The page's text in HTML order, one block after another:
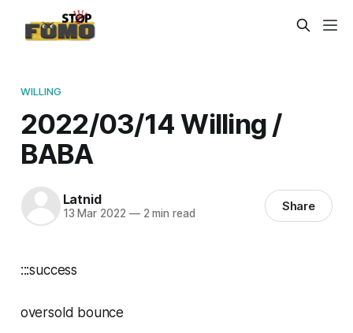
WILLING
2022/03/14 Willing /
BABA
Latnid
13 Mar 2022 —2 min read Share
:::success
oversold bounce